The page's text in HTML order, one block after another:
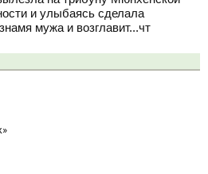
и улыбаясь сделала
мужа и возглавит...чт